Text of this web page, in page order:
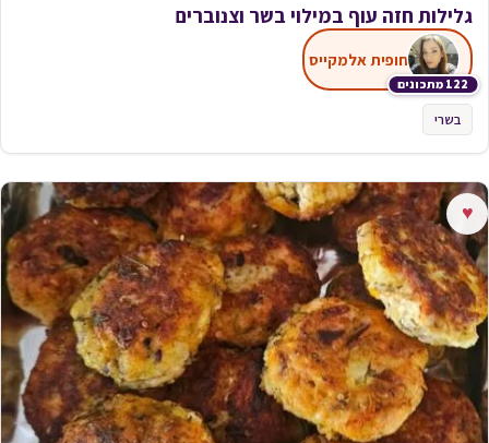
גלילות חזה עוף במילוי בשר וצנוברים
122 מתכונים
חופית אלמקייס
בשרי
♥